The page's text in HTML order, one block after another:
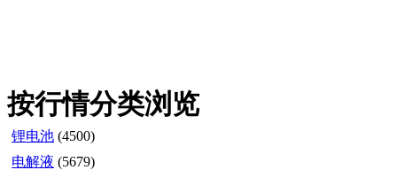
按行情分类浏览
锂电池 (4500)
电解液 (5679)